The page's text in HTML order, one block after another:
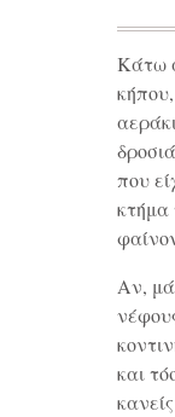
Κάτω
που
κτήμα
Αν,
και